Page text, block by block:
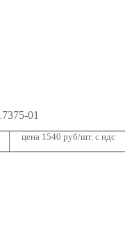
01
цена 1540 руб/шт. с ндс